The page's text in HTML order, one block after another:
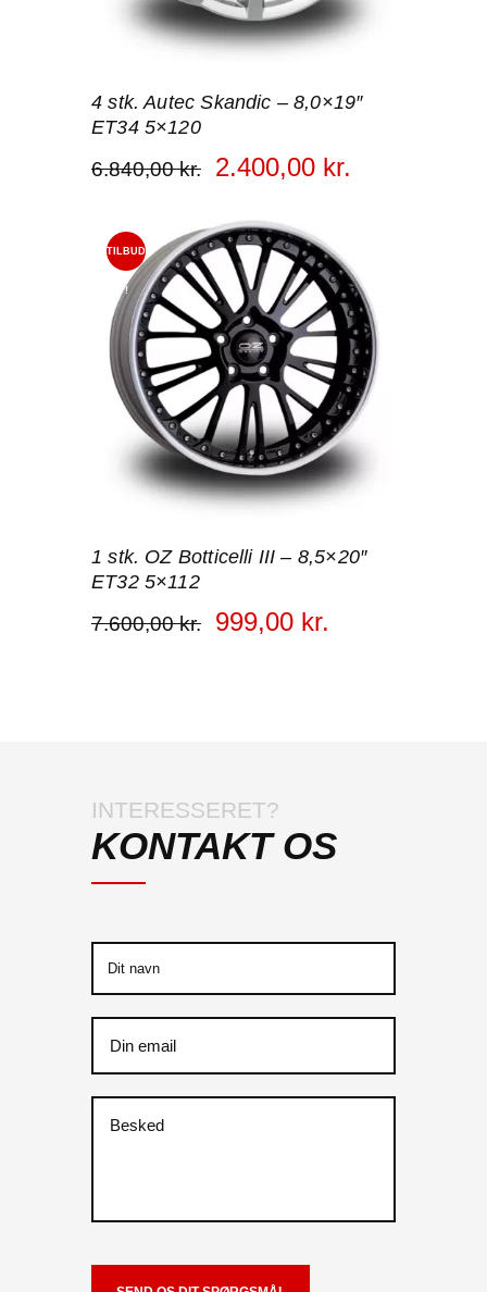
4 stk. Autec Skandic – 8,0×19″
ET34 5×120
6.840,00 kr. 2.400,00 kr.
TILBUD
!
1 stk. OZ Botticelli III – 8,5×20″
ET32 5×112
7.600,00 kr. 999,00 kr.
INTERESSERET?
KONTAKT OS